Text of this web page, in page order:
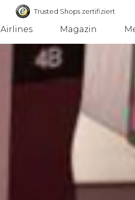
Trusted Shops zertifiziert
Airlines Magazin